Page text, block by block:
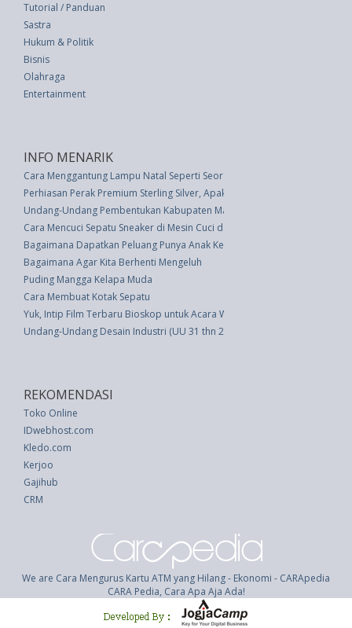
Tutorial / Panduan
Sastra
Hukum & Politik
Bisnis
Olahraga
Entertainment
INFO MENARIK
Cara Menggantung Lampu Natal Seperti Seorang Profesional
Perhiasan Perak Premium Sterling Silver, Apakah Itu?
Undang-Undang Pembentukan Kabupaten Mamberamo Raya Di Provinsi
Cara Mencuci Sepatu Sneaker di Mesin Cuci dan dengan Tangan
Bagaimana Dapatkan Peluang Punya Anak Kembar?
Bagaimana Agar Kita Berhenti Mengeluh
Puding Mangga Kelapa Muda
Cara Membuat Kotak Sepatu
Yuk, Intip Film Terbaru Bioskop untuk Acara Weekend-mu
Undang-Undang Desain Industri (UU 31 thn 2000)
REKOMENDASI
Toko Online
IDwebhost.com
Kledo.com
Kerjoo
Gajihub
CRM
We are Cara Mengurus Kartu ATM yang Hilang - Ekonomi - CARApedia
CARA Pedia, Cara Apa Aja Ada!